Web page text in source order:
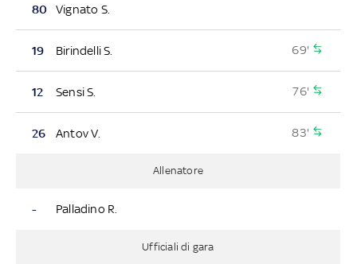
80 Vignato S.
19 Birindelli S. 69'
12 Sensi S. 76'
26 Antov V. 83'
Allenatore
- Palladino R.
Ufficiali di gara